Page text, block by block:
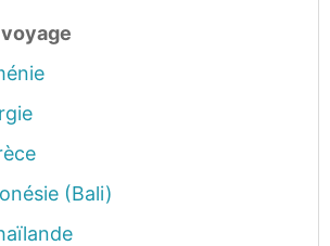
(Bali)